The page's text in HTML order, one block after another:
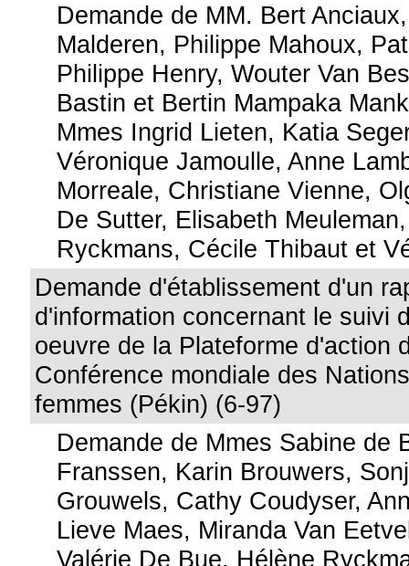
Demande de MM. Bert
Malderen, Philippe Mahoux,
Philippe Henry, Wouter Van
Bastin et Bertin Mampaka
Mmes Ingrid Lieten, Katia
Véronique Jamoulle, Anne
Morreale, Christiane Vienne,
De Sutter, Elisabeth
Ryckmans, Cécile Thibaut et
Demande d'établissement d'un
d'information concernant le suivi
oeuvre de la Plateforme d'action
Conférence mondiale des
femmes (Pékin) (6-97)
Demande de Mmes Sabine de
Franssen, Karin Brouwers,
Grouwels, Cathy Coudyser,
Lieve Maes, Miranda Van
Valérie De Bue, Hélène